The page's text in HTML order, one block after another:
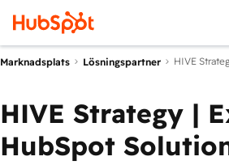
Marknadsplats Lösningspartner HIVE
HIVE Strategy |
HubSpot